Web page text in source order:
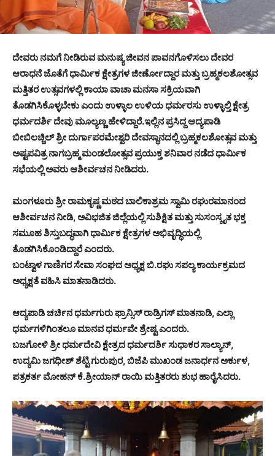
ದೇವರು ನಮಗೆ ನೀಡಿರುವ ಮನುಷ್ಯ ಜೀವನ ಪಾವನಗೊಳಿಸಲು ದೇವರ
ಆರಾಧನೆ ಜೊತೆಗೆ ಧಾರ್ಮಿಕ ಕ್ಷೇತ್ರಗಳ ಜೀರ್ಣೋದ್ದಾರ ಮತ್ತು ಬ್ರಹ್ಮಕಲಶೋತ್ಸವ
ಮತ್ತಿತರ ಉತ್ಸವಗಳಲ್ಲಿ ಕಾಯಾ ವಾಚಾ ಮನಸಾ ಸಕ್ರಿಯವಾಗಿ
ತೊಡಗಿಸಿಕೊಳ್ಳಬೇಕು ಎಂದು ಉಳ್ಳಾಲ ಉಳಿಯ ಧರ್ಮರಸು ಉಳ್ಳಾಲ್ತಿ ಕ್ಷೇತ್ರ
ಧರ್ಮದರ್ಶಿ ದೇವು ಮೂಲ್ಯಣ್ಣ ಹೇಳಿದ್ದಾರೆ.ಇಲ್ಲಿನ ಪ್ರಸಿದ್ದ ಆದ್ಯಪಾಡಿ
ಬೀಬಿಲಚ್ಚಿಲ್ ಶ್ರೀ ದುರ್ಗಾಪರಮೇಶ್ವರಿ ದೇವಸ್ಥಾನದಲ್ಲಿ ಬ್ರಹ್ಮಕಲಶೋತ್ಸವ ಮತ್ತು
ಅಷ್ಟಪವಿತ್ರ ನಾಗಬ್ರಹ್ಮ ಮಂಡಲೋತ್ಸವ ಪ್ರಯುಕ್ತ ಶನಿವಾರ ನಡೆದ ಧಾರ್ಮಿಕ
ಸಭೆಯಲ್ಲಿ ಅವರು ಆಶೀರ್ವಚನ ನೀಡಿದರು.
ಮಂಗಳೂರು ಶ್ರೀ ರಾಮಕೃಷ್ಣ ಮಠದ ಬಾಲಿಕಾಶ್ರಮ ಸ್ವಾಮಿ ರಘುರಮಾನಂದ
ಆಶೀರ್ವಚನ ನೀಡಿ, ಅವಿಭಜಿತ ಜಿಲ್ಲೆಯಲ್ಲಿ ಸುಶಿಕ್ಷಿತ ಮತ್ತು ಸುಸಂಸ್ಕೃತ ಭಕ್ತ
ಸಮೂಹ ಶಿಸ್ತುಬದ್ಧವಾಗಿ ಧಾರ್ಮಿಕ ಕ್ಷೇತ್ರಗಳ ಅಭಿವೃದ್ಧಿಯಲ್ಲಿ
ತೊಡಗಿಸಿಕೊಂಡಿದ್ದಾರೆ ಎಂದರು.
ಬಂಟ್ವಾಳ ಗಾಣಿಗರ ಸೇವಾ ಸಂಘದ ಅಧ್ಯಕ್ಷ ಬಿ.ರಘು ಸಪಲ್ಯ ಕಾರ್ಯಕ್ರಮದ
ಅಧ್ಯಕ್ಷತೆ ವಹಿಸಿ ಮಾತನಾಡಿದರು.
ಆದ್ಯಪಾಡಿ ಚರ್ಚಿನ ಧರ್ಮಗುರು ಫ್ರಾನ್ಸಿಸ್ ರಾಡ್ರಿಗಸ್ ಮಾತನಾಡಿ, ಎಲ್ಲಾ
ಧರ್ಮಗಳಿಗಿಂತಲೂ ಮಾನವ ಧರ್ಮವೇ ಶ್ರೇಷ್ಟ ಎಂದರು.
ಬಜಗೋಳಿ ಶ್ರೀ ಧರ್ಮದೇವಿ ಕ್ಷೇತ್ರದ ಧರ್ಮದರ್ಶಿ ಸುಧಾಕರ ಸಾಲ್ಯಾನ್,
ಉದ್ಯಮಿ ಜಗಧೀಶ್ ಶೆಟ್ಟಿ ಗುರುಪುರ, ಬಿಜೆಪಿ ಮುಖಂಡ ಜನಾರ್ಧನ ಅರ್ಕುಳ,
ಪತ್ರಕರ್ತ ಮೋಹನ್ ಕೆ.ಶ್ರೀಯಾನ್ ರಾಯಿ ಮತ್ತಿತರರು ಶುಭ ಹಾರೈಸಿದರು.